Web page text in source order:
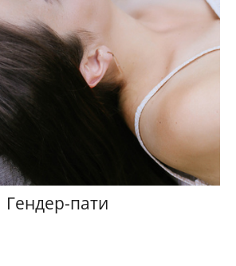
Гендер-пати